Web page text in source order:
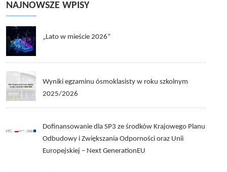
NAJNOWSZE WPISY
„Lato w mieście 2026”
Wyniki egzaminu ósmoklasisty w roku szkolnym
2025/2026
Dofinansowanie dla SP3 ze środków Krajowego Planu
Odbudowy i Zwiększania Odporności oraz Unii
Europejskiej – Next GenerationEU